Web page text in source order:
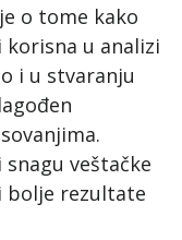
o tome kako
u analizi
i u stvaranju
veštačke
bolje rezultate